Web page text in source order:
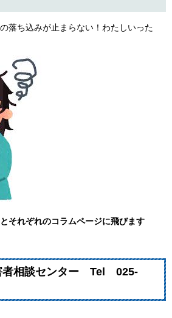
落ち込みが止まらない！わたしいった
それぞれのコラムページに飛びます
者相談センター Tel 025-